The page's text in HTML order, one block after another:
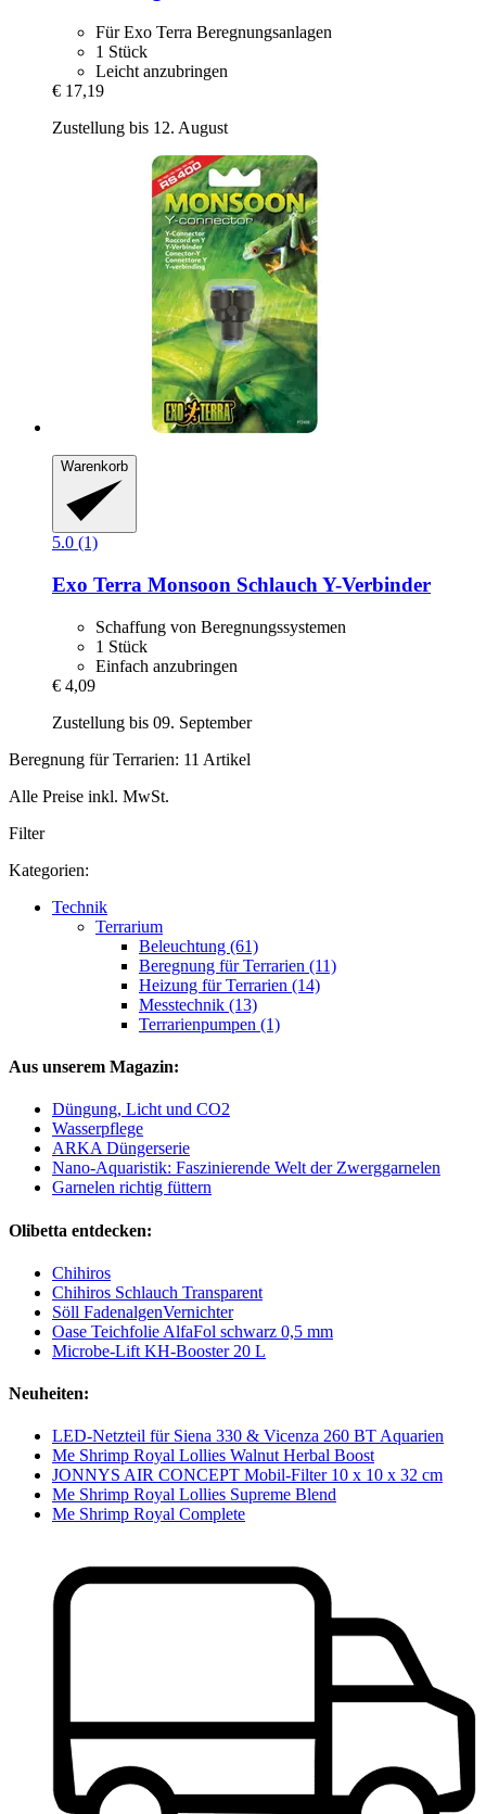
Für Exo Terra Beregnungsanlagen
1 Stück
Leicht anzubringen
€ 17,19
Zustellung bis 12. August
Warenkorb
5.0 (1)
Exo Terra Monsoon Schlauch Y-​Verbinder
Schaffung von Beregnungssystemen
1 Stück
Einfach anzubringen
€ 4,09
Zustellung bis 09. September
Beregnung für Terrarien: 11 Artikel
Alle Preise inkl. MwSt.
Filter
Kategorien:
Technik
Terrarium
Beleuchtung (61)
Beregnung für Terrarien (11)
Heizung für Terrarien (14)
Messtechnik (13)
Terrarienpumpen (1)
Aus unserem Magazin:
Düngung, Licht und CO2
Wasserpflege
ARKA Düngerserie
Nano-Aquaristik: Faszinierende Welt der Zwerggarnelen
Garnelen richtig füttern
Olibetta entdecken:
Chihiros
Chihiros Schlauch Transparent
Söll FadenalgenVernichter
Oase Teichfolie AlfaFol schwarz 0,5 mm
Microbe-Lift KH-Booster 20 L
Neuheiten:
LED-Netzteil für Siena 330 & Vicenza 260 BT Aquarien
Me Shrimp Royal Lollies Walnut Herbal Boost
JONNYS AIR CONCEPT Mobil-Filter 10 x 10 x 32 cm
Me Shrimp Royal Lollies Supreme Blend
Me Shrimp Royal Complete